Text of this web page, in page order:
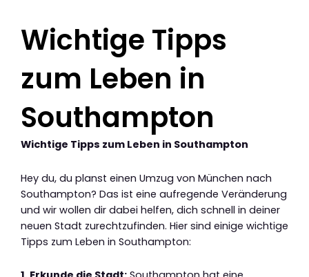
Wichtige Tipps
zum Leben in
Southampton
Wichtige Tipps zum Leben in Southampton
Hey du, du planst einen Umzug von München nach
Southampton? Das ist eine aufregende Veränderung
und wir wollen dir dabei helfen, dich schnell in deiner
neuen Stadt zurechtzufinden. Hier sind einige wichtige
Tipps zum Leben in Southampton: